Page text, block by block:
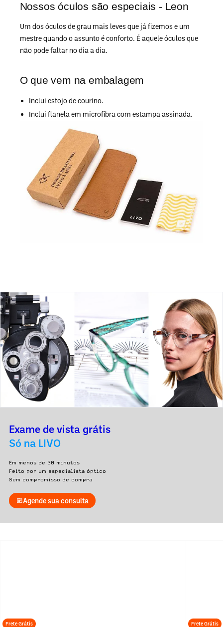
Nossos óculos são especiais - Leon
Um dos óculos de grau mais leves que já fizemos e um
mestre quando o assunto é conforto. É aquele óculos que
não pode faltar no dia a dia.
O que vem na embalagem
Inclui estojo de courino.
Inclui flanela em microfibra com estampa assinada.
Exame de vista grátis
Só na LIVO
Em menos de 30 minutos
Feito por um especialista óptico
Sem compromisso de compra
Agende sua consulta
Frete Grátis Frete Grátis